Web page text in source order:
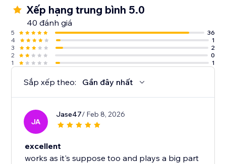
Xếp hạng trung bình 5.0
40 đánh giá
5
36
4
1
3
2
2
0
1
1
Sắp xếp theo: Gần đây nhất
JA
Jase47/ Feb 8, 2026
excellent
works as it's suppose too and plays a big part